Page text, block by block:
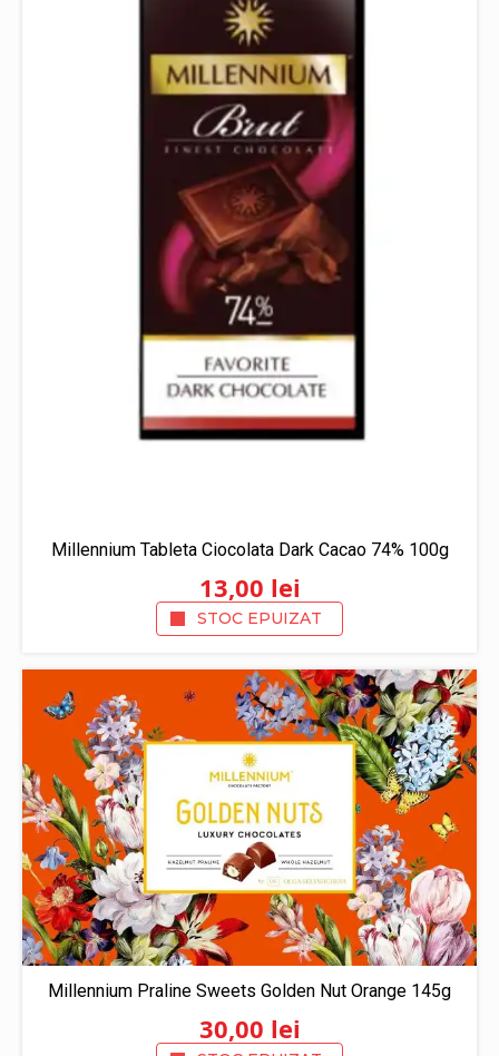
Millennium Tableta Ciocolata Dark Cacao 74% 100g
13,00 lei
STOC EPUIZAT
Millennium Praline Sweets Golden Nut Orange 145g
30,00 lei